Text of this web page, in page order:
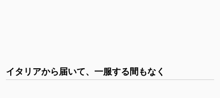
イタリアから届いて、一服する間もなく